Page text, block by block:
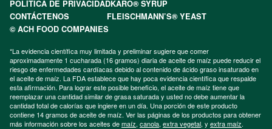
POLÍTICA DE PRIVACIDADKARO® SYRUP
CONTÁCTENOS
FLEISCHMANN’S® YEAST
© ACH FOOD COMPANIES
*La evidencia científica muy limitada y preliminar sugiere que comer
aproximadamente 1 cucharada (16 gramos) diaria de aceite de maíz puede reducir el
riesgo de enfermedades cardíacas debido al contenido de ácido graso insaturado en
el aceite de maíz. La FDA establece que hay poca evidencia científica que respalde
esta afirmación. Para lograr este posible beneficio, el aceite de maíz tiene que
reemplazar una cantidad similar de grasa saturada y usted no debe aumentar la
cantidad total de calorías que ingiere en un día. Una porción de este producto
contiene 14 gramos de aceite de maíz. Ver las páginas de los productos para obtener
más información sobre los aceites demaíz, canola, extra vegetal, y extra maíz.